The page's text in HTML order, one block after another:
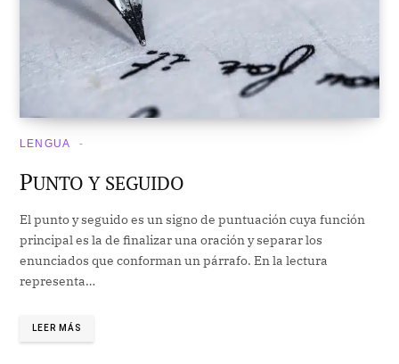
LENGUA
PUNTO Y SEGUIDO
El punto y seguido es un signo de puntuación cuya función
principal es la de finalizar una oración y separar los
enunciados que conforman un párrafo. En la lectura
representa…
LEER MÁS